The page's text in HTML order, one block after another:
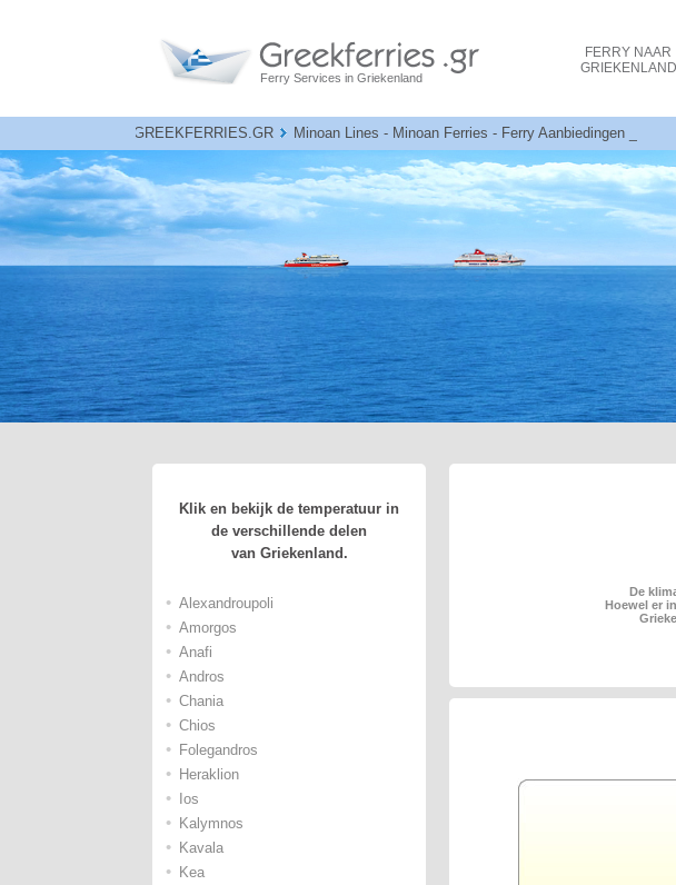
Ferry Services in Griekenland
FERRY NAAR
GRIEKENLAND
GREEKFERRIES.GR Minoan Lines - Minoan Ferries - Ferry Aanbiedingen -
Klik en bekijk de temperatuur in
de verschillende delen
van Griekenland.
• Alexandroupoli
• Amorgos
• Anafi
• Andros
• Chania
• Chios
• Folegandros
• Heraklion
• Ios
• Kalymnos
• Kavala
• Kea
De
Hoewel er